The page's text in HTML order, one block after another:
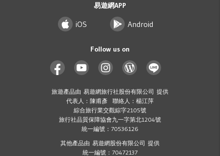
易遊網APP
iOS Android
Follow us on
旅遊產品由 易遊網旅行社股份有限公司 提供
代表人：陳甫彥 聯絡人：楊江萍
綜合旅行業交觀綜字2105號
旅行社品質保障協會九一字第北1204號
統一編號：70536126
其他產品由 易遊網股份有限公司 提供
統一編號：70472137